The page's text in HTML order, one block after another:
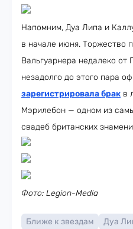
Напомним, Дуа Липа и
в начале июня. Торжество
Вальгуарнера недалеко
незадолго до этого пара
зарегистрировала брак в
Мэрилебон — одном из
свадеб британских
Фото: Legion-Media
Ближе к звездам Дуа